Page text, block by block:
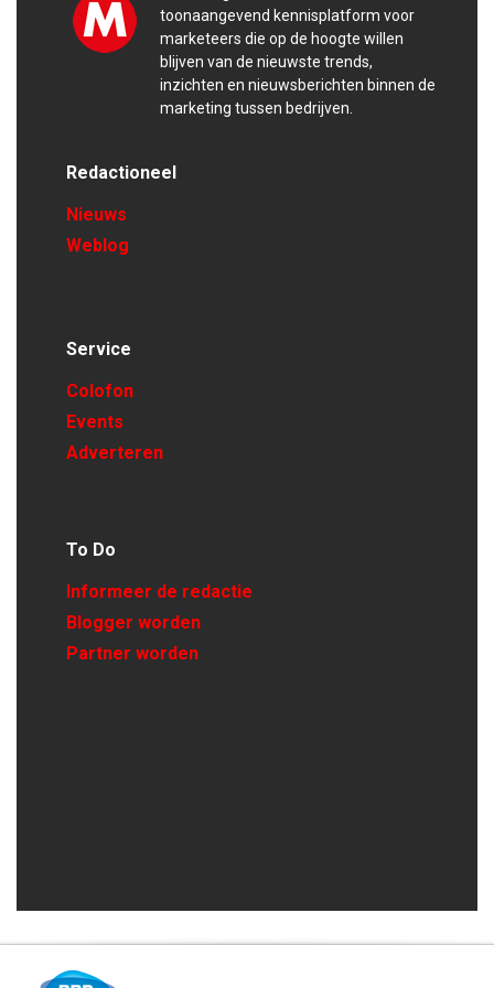
toonaangevend kennisplatform voor
marketeers die op de hoogte willen
blijven van de nieuwste trends,
inzichten en nieuwsberichten binnen de
marketing tussen bedrijven.
Redactioneel
Nieuws
Weblog
Service
Colofon
Events
Adverteren
To Do
Informeer de redactie
Blogger worden
Partner worden